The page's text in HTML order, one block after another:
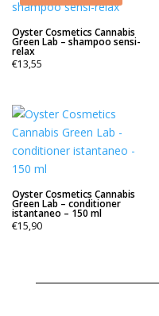
Oyster Cosmetics Cannabis
Green Lab – shampoo sensi-
relax
€13,55
Oyster Cosmetics Cannabis
Green Lab – conditioner
istantaneo – 150 ml
€15,90